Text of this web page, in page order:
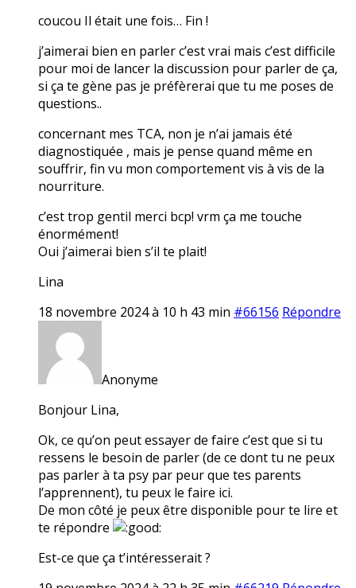
coucou Il était une fois… Fin !
j’aimerai bien en parler c’est vrai mais c’est difficile
pour moi de lancer la discussion pour parler de ça,
si ça te gène pas je préfèrerai que tu me poses de
questions..
concernant mes TCA, non je n’ai jamais été
diagnostiquée , mais je pense quand même en
souffrir, fin vu mon comportement vis à vis de la
nourriture.
c’est trop gentil merci bcp! vrm ça me touche
énormément!
Oui j’aimerai bien s’il te plait!
Lina
18 novembre 2024 à 10 h 43 min #66156 Répondre
Anonyme
Bonjour Lina,
Ok, ce qu’on peut essayer de faire c’est que si tu
ressens le besoin de parler (de ce dont tu ne peux
pas parler à ta psy par peur que tes parents
l’apprennent), tu peux le faire ici.
De mon côté je peux être disponible pour te lire et
te répondre
Est-ce que ça t’intéresserait ?